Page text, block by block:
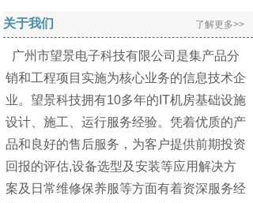
关于我们 了解更多>>
广州市望景电子科技有限公司是集产品分
销和工程项目实施为核心业务的信息技术企
业。望景科技拥有10多年的IT机房基础设施
设计、施工、运行服务经验。凭着优质的产
品和良好的售后服务，为客户提供前期投资
回报的评估,设备选型及安装等应用解决方
案及日常维修保养服等方面有着资深服务经